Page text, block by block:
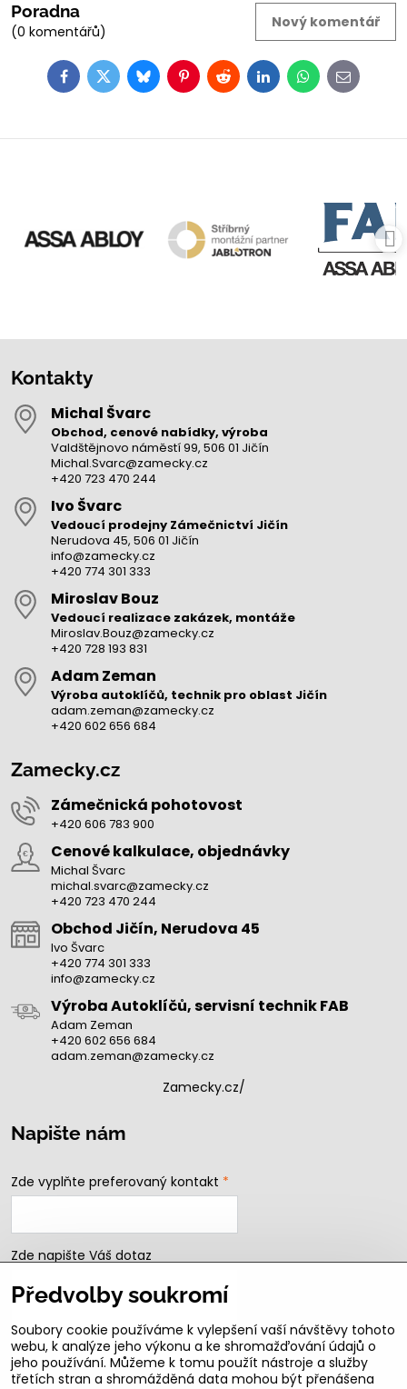
Poradna
(0 komentářů)
Nový komentář
FacebookTwitterBlueskyPinterestRedditLinkedInWhatsApp
E-
mail
Kontakty
Michal Švarc
Obchod, cenové nabídky, výroba
Valdštějnovo náměstí 99, 506 01 Jičín
Michal.Svarc@zamecky.cz
+420 723 470 244
Ivo Švarc
Vedoucí prodejny Zámečnictví Jičín
Nerudova 45, 506 01 Jičín
info@zamecky.cz
+420 774 301 333
Miroslav Bouz
Vedoucí realizace zakázek, montáže
Miroslav.Bouz@zamecky.cz
+420 728 193 831
Adam Zeman
Výroba autoklíčů, technik pro oblast Jičín
adam.zeman@zamecky.cz
+420 602 656 684
Zamecky.cz
Zámečnická pohotovost
+420 606 783 900
Cenové kalkulace, objednávky
Michal Švarc
michal.svarc@zamecky.cz
+420 723 470 244
Obchod Jičín, Nerudova 45
Ivo Švarc
+420 774 301 333
info@zamecky.cz
Výroba Autoklíčů, servisní technik FAB
Adam Zeman
+420 602 656 684
adam.zeman@zamecky.cz
Zamecky.cz/
Napište nám
Zde vyplňte preferovaný kontakt *
Zde napište Váš dotaz
Předvolby soukromí
Soubory cookie používáme k vylepšení vaší návštěvy tohoto
webu, k analýze jeho výkonu a ke shromažďování údajů o
jeho používání. Můžeme k tomu použít nástroje a služby
třetích stran a shromážděná data mohou být přenášena